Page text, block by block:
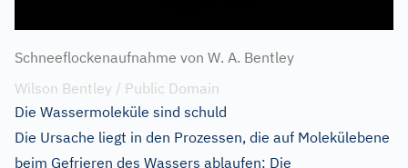
Schneeflockenaufnahme von W. A. Bentley
Wilson Bentley / Public Domain
Die Wassermoleküle sind schuld
Die Ursache liegt in den Prozessen, die auf Molekülebene
beim Gefrieren des Wassers ablaufen: Die